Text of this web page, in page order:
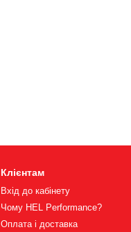
Клієнтам
Вхід до кабінету
Чому HEL Performance?
Оплата і доставка